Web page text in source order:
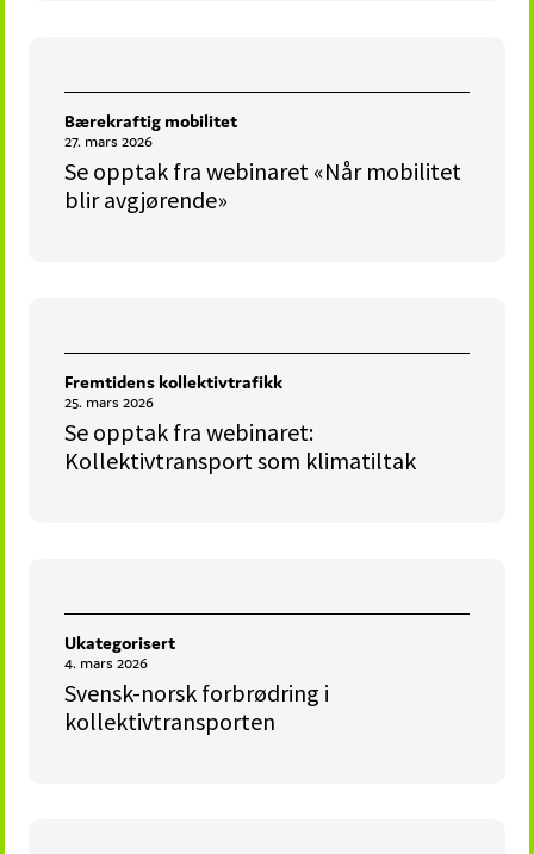
Bærekraftig mobilitet
27. mars 2026
Se opptak fra webinaret «Når mobilitet
blir avgjørende»
Fremtidens kollektivtrafikk
25. mars 2026
Se opptak fra webinaret:
Kollektivtransport som klimatiltak
Ukategorisert
4. mars 2026
Svensk-norsk forbrødring i
kollektivtransporten